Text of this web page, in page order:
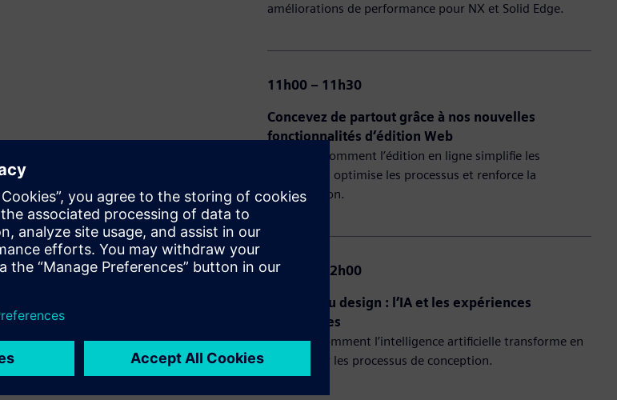
améliorations de performance pour NX et Solid Edge.
11h00 – 11h30
Concevez de partout grâce à nos nouvelles
fonctionnalités d’édition Web
Apprenez comment l’édition en ligne simplifie les
workflows, optimise les processus et renforce la
collaboration.
11h30 – 12h00
L’avenir du design : l’IA et les expériences
immersives
Explorez comment l’intelligence artificielle transforme en
profondeur les processus de conception.